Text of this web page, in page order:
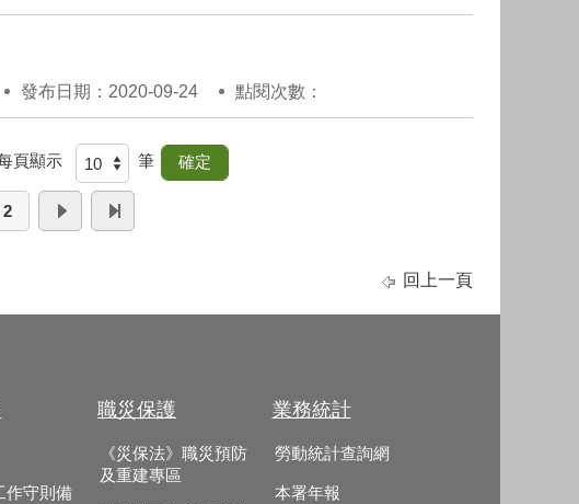
發布日期：2020-09-24 點閱次數：
頁顯示 筆
2
回上一頁
作守則備
職災保護
《災保法》職災預防
及重建專區
業務統計
勞動統計查詢網
本署年報